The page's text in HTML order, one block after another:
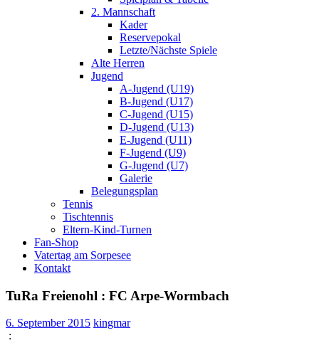
2. Mannschaft
Kader
Reservepokal
Letzte/Nächste Spiele
Alte Herren
Jugend
A-Jugend (U19)
B-Jugend (U17)
C-Jugend (U15)
D-Jugend (U13)
E-Jugend (U11)
F-Jugend (U9)
G-Jugend (U7)
Galerie
Belegungsplan
Tennis
Tischtennis
Eltern-Kind-Turnen
Fan-Shop
Vatertag am Sorpesee
Kontakt
TuRa Freienohl : FC Arpe-Wormbach
6. September 2015 kingmar
: